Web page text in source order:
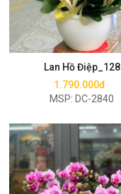
Lan Hồ Điệp_128
1.790.000đ
MSP: DC-2840
Mua ngay